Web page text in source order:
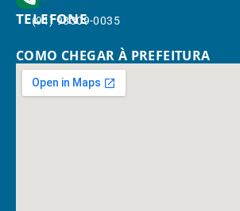
TELEFONE
(91) 98309-0035
COMO CHEGAR À PREFEITURA